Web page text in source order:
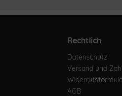
Rechtlich
Datenschutz
Versand und
AGB